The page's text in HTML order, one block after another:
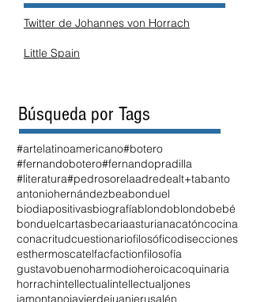
Twitter de Johannes von Horrach
Little Spain
Búsqueda por Tags
#artelatinoamericano#botero
#fernandobotero#fernandopradilla
#literatura#pedrosorelaadredealt+tabanto
antoniohernándezbeabonduel
biodiapositivasbiografíablondoblondobebé
bonduelcartasbecariaasturianacatóncocina
conacritudcuestionariofilosóficodisecciones
esthermoscatelfacfactionfilosofía
gustavobuenoharmodioheroicacoquinaria
horrachintellectualintellectualjones
jamontanojavierdejuanjerusalén